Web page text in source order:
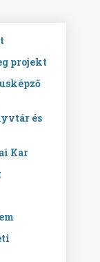
projekt
és
Kar